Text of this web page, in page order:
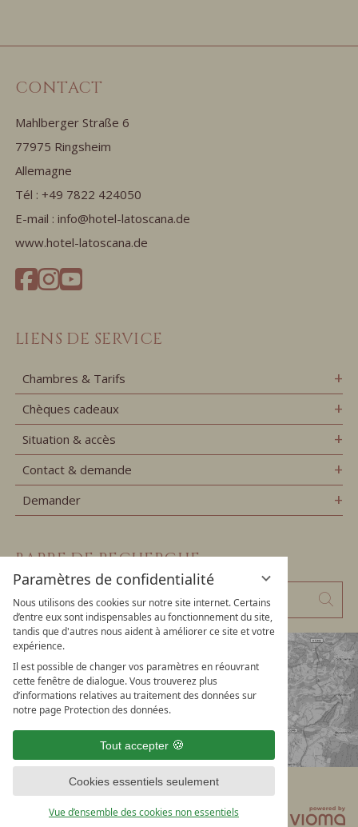
Paramètres de confidentialité
Nous utilisons des cookies sur notre site internet. Certains
d’entre eux sont indispensables au fonctionnement du site,
tandis que d'autres nous aident à améliorer ce site et votre
expérience.
Il est possible de changer vos paramètres en réouvrant
cette fenêtre de dialogue. Vous trouverez plus
d’informations relatives au traitement des données sur
notre page Protection des données.
Tout accepter
Cookies essentiels seulement
Vue d’ensemble des cookies non essentiels
CONTACT
Mahlberger Straße 6
77975 Ringsheim
Allemagne
Tél : +49 7822 424050
E-mail : info@hotel-latoscana.de
www.hotel-latoscana.de
LIENS DE SERVICE
Chambres & Tarifs
Chèques cadeaux
Situation & accès
Contact & demande
Demander
BARRE DE RECHERCHE
un
mot
clé
Confidentialité
Paramètres de confidentialité
Mentions légales
CGV